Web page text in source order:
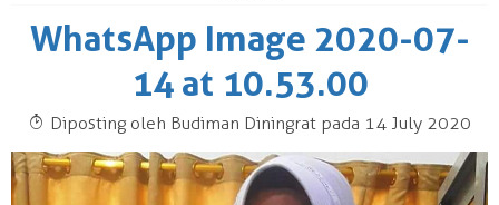
WhatsApp Image 2020-07-
14 at 10.53.00
T Diposting oleh Budiman Diningrat pada 14 July 2020